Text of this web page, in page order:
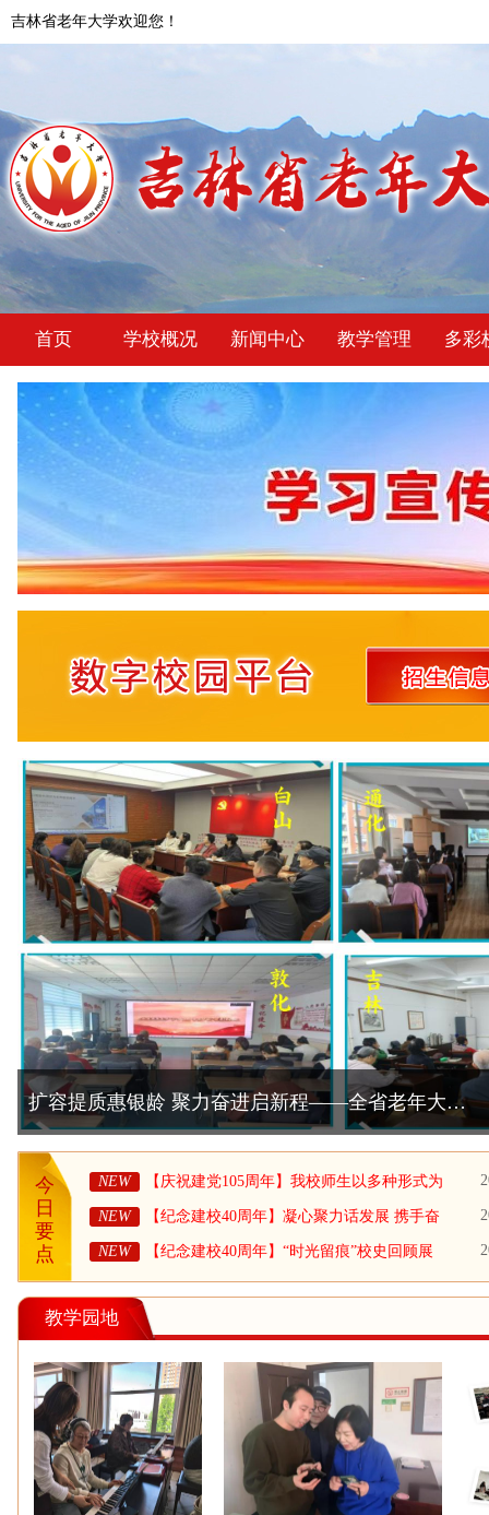
吉林省老年大学欢迎您！
首页 学校概况 新闻中心 教学管理 多彩
【庆祝建党105周年】我校师生以多种形式为党的
生日
今
日
要
点
NEW
【庆祝建党105周年】我校师生以多种形式为
NEW
【纪念建校40周年】凝心聚力话发展 携手奋
师、学员座谈会
NEW
【纪念建校40周年】“时光留痕”校史回顾展
教学园地